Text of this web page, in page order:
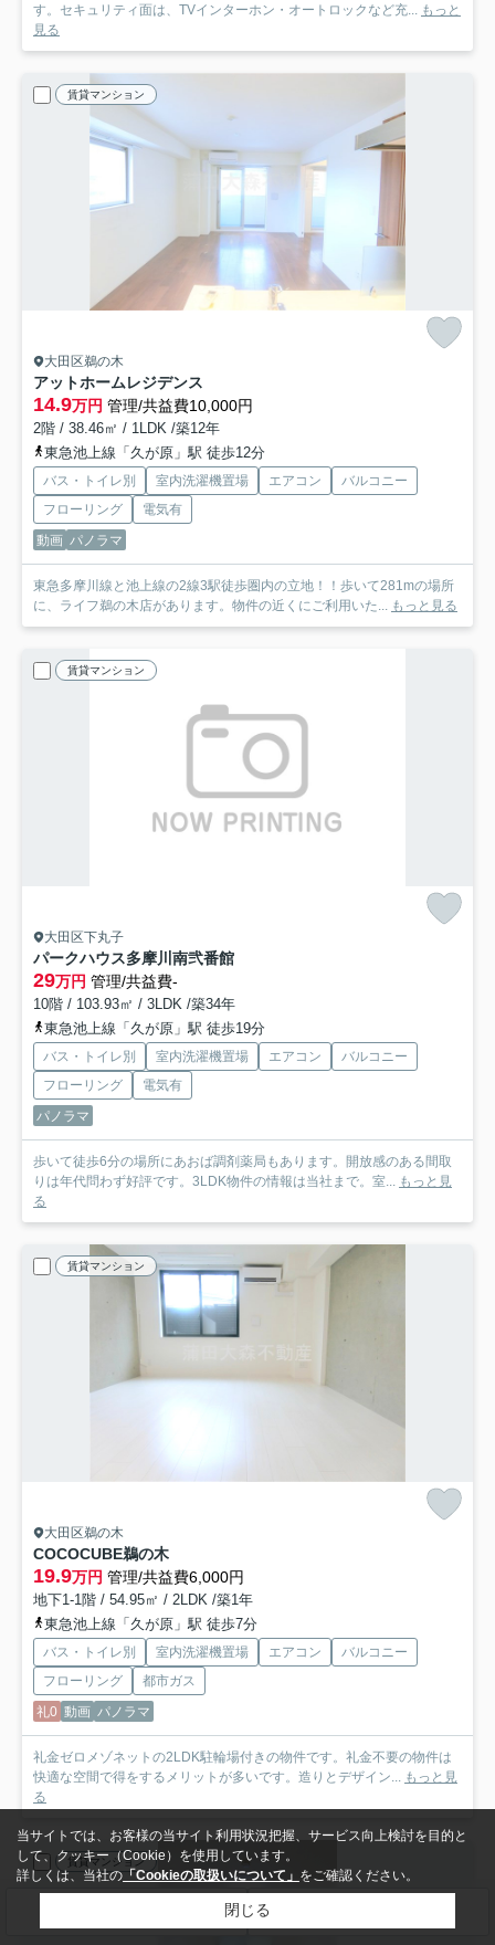
す。セキュリティ面は、TVインターホン・オートロックなど充...
もっと
見る
賃貸マンション
大田区鵜の木
アットホームレジデンス
14.9万円 管理/共益費10,000円
2階 / 38.46㎡ / 1LDK /築12年
東急池上線「久が原」駅 徒歩12分
バス・トイレ別 室内洗濯機置場 エアコン
バルコニー
フローリング
電気有
動画 パノラマ
東急多摩川線と池上線の2線3駅徒歩圏内の立地！！歩いて281mの場所
に、ライフ鵜の木店があります。物件の近くにご利用いた...
もっと見る
賃貸マンション
大田区下丸子
パークハウス多摩川南弐番館
29万円 管理/共益費-
10階 / 103.93㎡ / 3LDK /築34年
東急池上線「久が原」駅 徒歩19分
バス・トイレ別 室内洗濯機置場 エアコン
バルコニー
フローリング
電気有
パノラマ
歩いて徒歩6分の場所にあおば調剤薬局もあります。開放感のある間取
りは年代問わず好評です。3LDK物件の情報は当社まで。室...
もっと見
る
賃貸マンション
大田区鵜の木
COCOCUBE鵜の木
19.9万円 管理/共益費6,000円
地下1-1階 / 54.95㎡ / 2LDK /築1年
東急池上線「久が原」駅 徒歩7分
バス・トイレ別 室内洗濯機置場 エアコン
バルコニー
フローリング
都市ガス
礼0 動画 パノラマ
礼金ゼロメゾネットの2LDK駐輪場付きの物件です。礼金不要の物件は
快適な空間で得をするメリットが多いです。造りとデザイン... もっと見
る
賃貸マンション
当サイトでは、お客様の当サイト利用状況把握、サービス向上検討を目的と
して、クッキー（Cookie）を使用しています。
詳しくは、当社の「Cookieの取扱いについて」 をご確認ください。
閉じる